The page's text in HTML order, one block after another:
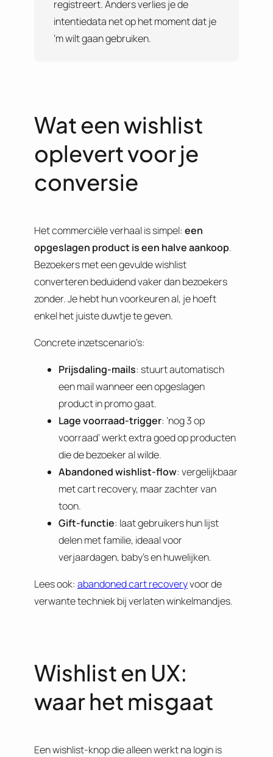
registreert. Anders verlies je de
intentiedata net op het moment dat je
‘m wilt gaan gebruiken.
Wat een wishlist
oplevert voor je
conversie
Het commerciële verhaal is simpel: een
opgeslagen product is een halve aankoop.
Bezoekers met een gevulde wishlist
converteren beduidend vaker dan bezoekers
zonder. Je hebt hun voorkeuren al, je hoeft
enkel het juiste duwtje te geven.
Concrete inzetscenario’s:
Prijsdaling-mails: stuurt automatisch
een mail wanneer een opgeslagen
product in promo gaat.
Lage voorraad-trigger: ‘nog 3 op
voorraad’ werkt extra goed op producten
die de bezoeker al wilde.
Abandoned wishlist-flow: vergelijkbaar
met cart recovery, maar zachter van
toon.
Gift-functie: laat gebruikers hun lijst
delen met familie, ideaal voor
verjaardagen, baby’s en huwelijken.
Lees ook: abandoned cart recoveryvoor de
verwante techniek bij verlaten winkelmandjes.
Wishlist en UX:
waar het misgaat
Een wishlist-knop die alleen werkt na login is